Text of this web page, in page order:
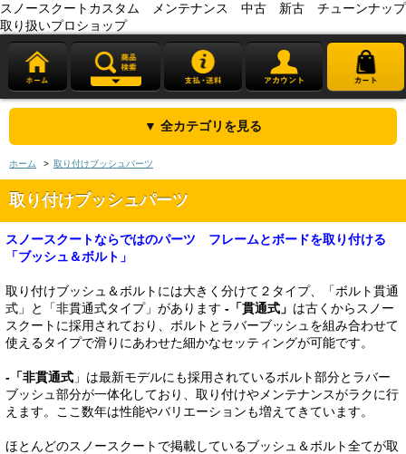
スノースクートカスタム メンテナンス 中古 新古 チューンナップ
取り扱いプロショップ
▼ 全カテゴリを見る
ホーム > 取り付けブッシュパーツ
取り付けブッシュパーツ
スノースクートならではのパーツ フレームとボードを取り付ける
「ブッシュ＆ボルト」
取り付けブッシュ＆ボルトには大きく分けて２タイプ、「ボルト貫通
式」と「非貫通式タイプ」があります -「貫通式」 は古くからスノー
スクートに採用されており、ボルトとラバーブッシュを組み合わせて
使えるタイプで滑りにあわせた細かなセッティングが可能です。
-「非貫通式 」は最新モデルにも採用されているボルト部分とラバー
ブッシュ部分が一体化しており、取り付けやメンテナンスがラクに行
えます。ここ数年は性能やバリエーションも増えてきています。
ほとんどのスノースクートで掲載しているブッシュ＆ボルト全てが取